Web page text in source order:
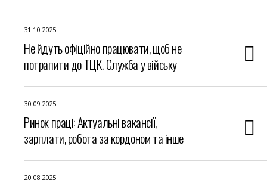
31.10.2025
Не йдуть офіційно працювати, щоб не
потрапити до ТЦК. Служба у війську
30.09.2025
Ринок праці: Актуальні вакансії,
зарплати, робота за кордоном та інше
20.08.2025